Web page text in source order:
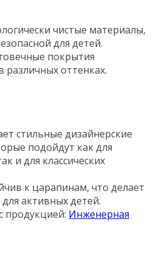
чистые материалы,
для детей.
покрытия
различных оттенках.
стильные дизайнерские
подойдут как для
и для классических
к царапинам, что делает
активных детей.
продукцией: Инженерная